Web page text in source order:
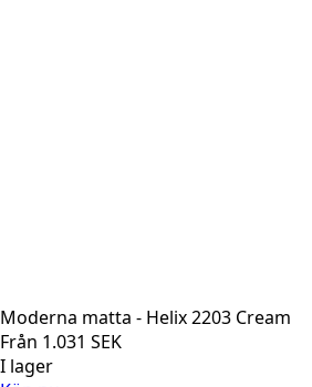
Moderna matta - Helix 2203 Cream
Från 1.031 SEK
I lager